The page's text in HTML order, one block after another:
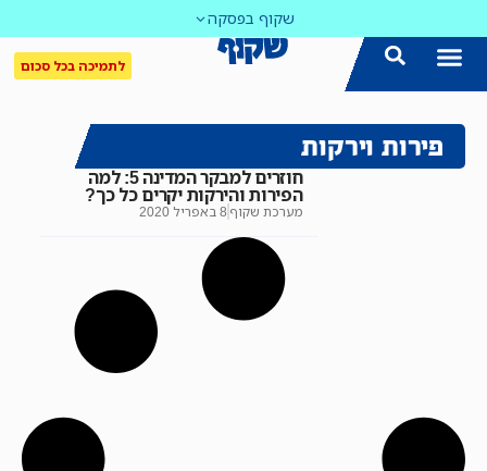
שקוף בפסקה
לתמיכה בכל סכום
פירות וירקות
חוזרים למבקר המדינה 5: למה
הפירות והירקות יקרים כל כך?
מערכת שקוף 8 באפריל 2020